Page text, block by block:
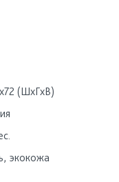
(ШхГхВ)
экокожа